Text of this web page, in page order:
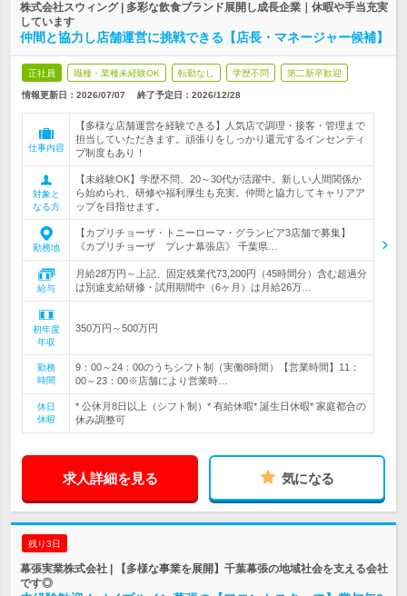
株式会社スウィング | 多彩な飲食ブランド展開し成長企業｜休暇や手当充実
しています
仲間と協力し店舗運営に挑戦できる【店長・マネージャー候補】
正社員 職種・業種未経験OK 転勤なし 学歴不問 第二新卒歓迎
情報更新日：2026/07/07 終了予定日： 2026/12/28
仕事内容
【多様な店舗運営を経験できる】人気店で調理・接客・管理まで
担当していただきます。頑張りをしっかり還元するインセンティ
ブ制度もあり！
対象と
なる方
【未経験OK】学歴不問、20～30代が活躍中。新しい人間関係か
ら始められ、研修や福利厚生も充実。仲間と協力してキャリアア
ップを目指せます。
勤務地
【カプリチョーザ・トニーローマ・グランビア3店舗で募集】
《カプリチョーザ プレナ幕張店》 千葉県…
給与
月給28万円～上記、固定残業代73,200円（45時間分）含む超過分
は別途支給研修・試用期間中（6ヶ月）は月給26万…
初年度
年収
350万円～500万円
勤務
時間
9：00～24：00のうちシフト制（実働8時間）【営業時間】11：
00～23：00※店舗により営業時…
休日
休暇
* 公休月8日以上（シフト制）* 有給休暇* 誕生日休暇* 家庭都合の
休み調整可
求人詳細を見る 気になる
残り3日
幕張実業株式会社 | 【多様な事業を展開】千葉幕張の地域社会を支える会社
です◎